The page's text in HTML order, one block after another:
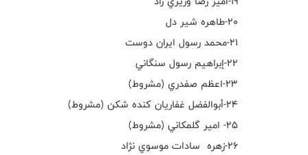
٢٠-طاهره شير دل
٢١-محمد رسول ايران دوست
٢٢-إبراهيم رسول سنگاني
٢٣-اعظم صفدري (مشروط)
٢٤-أبوالفضل غفاريان كنده شكن (مشروط)
٢٥- امير گلمكاني (مشروط)
٢٦-زهره سادات موسوي نژاد